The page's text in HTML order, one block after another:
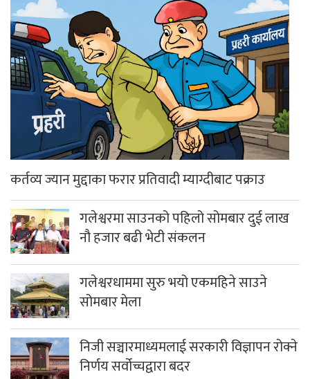
कर्तव्य ज्यान मुद्दाका फरार प्रतिवादी म्याग्दीबाट पक्राउ
गलेश्वरमा साउनको पहिलो सोमबार दुई लाख
नौ हजार बढी भेटी संकलन
गलेश्वरधाममा सुरु भयो एकमहिने साउने
सोमबार मेला
निजी सञ्चारमाध्यमलाई सरकारी विज्ञापन रोक्ने
निर्णय सर्वोच्चद्वारा बदर